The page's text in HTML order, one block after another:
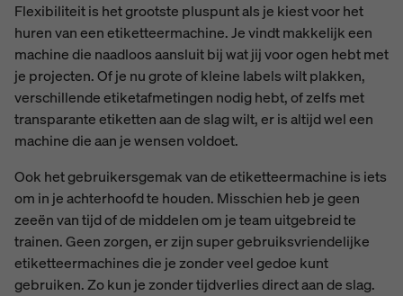
Flexibiliteit is het grootste pluspunt als je kiest voor het
huren van een etiketteermachine. Je vindt makkelijk een
machine die naadloos aansluit bij wat jij voor ogen hebt met
je projecten. Of je nu grote of kleine labels wilt plakken,
verschillende etiketafmetingen nodig hebt, of zelfs met
transparante etiketten aan de slag wilt, er is altijd wel een
machine die aan je wensen voldoet.
Ook het gebruikersgemak van de etiketteermachine is iets
om in je achterhoofd te houden. Misschien heb je geen
zeeën van tijd of de middelen om je team uitgebreid te
trainen. Geen zorgen, er zijn super gebruiksvriendelijke
etiketteermachines die je zonder veel gedoe kunt
gebruiken. Zo kun je zonder tijdverlies direct aan de slag.